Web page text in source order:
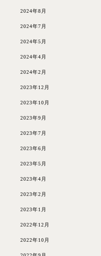
2024年8月
2024年7月
2024年5月
2024年4月
2024年2月
2023年12月
2023年10月
2023年9月
2023年7月
2023年6月
2023年5月
2023年4月
2023年2月
2023年1月
2022年12月
2022年10月